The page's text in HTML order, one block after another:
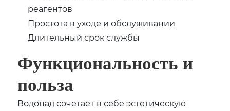
реагентов
Простота в уходе и обслуживании
Длительный срок службы
Функциональность и
польза
Водопад сочетает в себе эстетическую